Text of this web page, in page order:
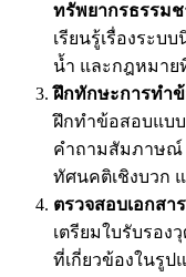
ทรัพยากรธรรม
เรียนรู้เรื่องระบ
น้ำ และกฎหมาย
ฝึกทักษะการทำ
ฝึกทำข้อสอบแบ
คำถามสัมภาษณ์
ทัศนคติเชิงบวก
ตรวจสอบเอกส
เตรียมใบรับรอง
ที่เกี่ยวข้องในรูป